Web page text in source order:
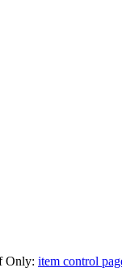
Only: item control